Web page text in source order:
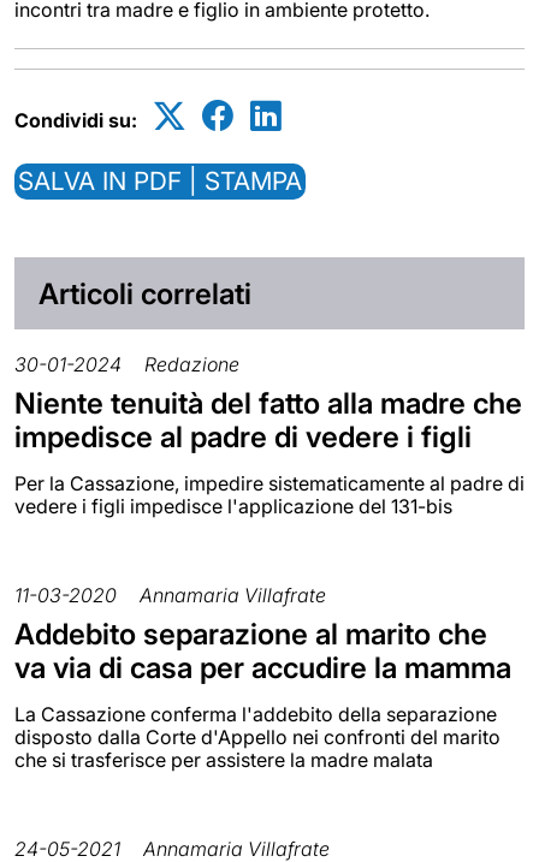
incontri tra madre e figlio in ambiente protetto.
Condividi su:
SALVA IN PDF | STAMPA
Articoli correlati
30-01-2024 Redazione
Niente tenuità del fatto alla madre che
impedisce al padre di vedere i figli
Per la Cassazione, impedire sistematicamente al padre di
vedere i figli impedisce l'applicazione del 131-bis
11-03-2020 Annamaria Villafrate
Addebito separazione al marito che
va via di casa per accudire la mamma
La Cassazione conferma l'addebito della separazione
disposto dalla Corte d'Appello nei confronti del marito
che si trasferisce per assistere la madre malata
24-05-2021 Annamaria Villafrate